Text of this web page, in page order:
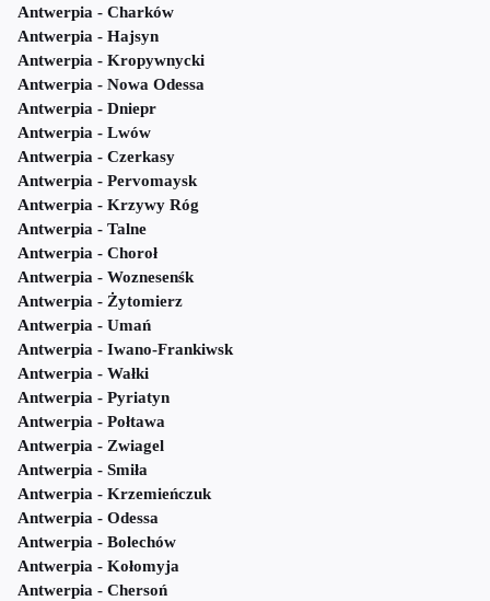
Antwerpia - Charków
Antwerpia - Hajsyn
Antwerpia - Kropywnycki
Antwerpia - Nowa Odessa
Antwerpia - Dniepr
Antwerpia - Lwów
Antwerpia - Czerkasy
Antwerpia - Pervomaysk
Antwerpia - Krzywy Róg
Antwerpia - Talne
Antwerpia - Choroł
Antwerpia - Woznesenśk
Antwerpia - Żytomierz
Antwerpia - Umań
Antwerpia - Iwano-Frankiwsk
Antwerpia - Wałki
Antwerpia - Pyriatyn
Antwerpia - Połtawa
Antwerpia - Zwiagel
Antwerpia - Smiła
Antwerpia - Krzemieńczuk
Antwerpia - Odessa
Antwerpia - Bolechów
Antwerpia - Kołomyja
Antwerpia - Chersoń